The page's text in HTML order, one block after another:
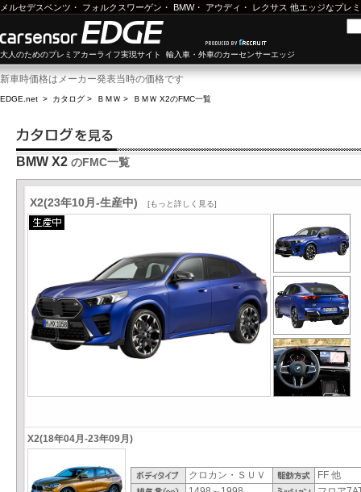
メルセデスベンツ ・ フォルクスワーゲン ・ BMW・ アウディ ・ レクサス 他エッジなプレ
大人のためのプレミアカーライフ実現サイト 輸入車・外車のカーセンサーエッジ
新車時価格はメーカー発表当時の価格です
EDGE.net > カタログ > ＢＭＷ > ＢＭＷ X2のFMC一覧
BMW X2 のFMC一覧
X2(23年10月-生産中) [もっと詳しく見る]
X2(18年04月-23年09月)
クロカン・ＳＵＶ
FF 他